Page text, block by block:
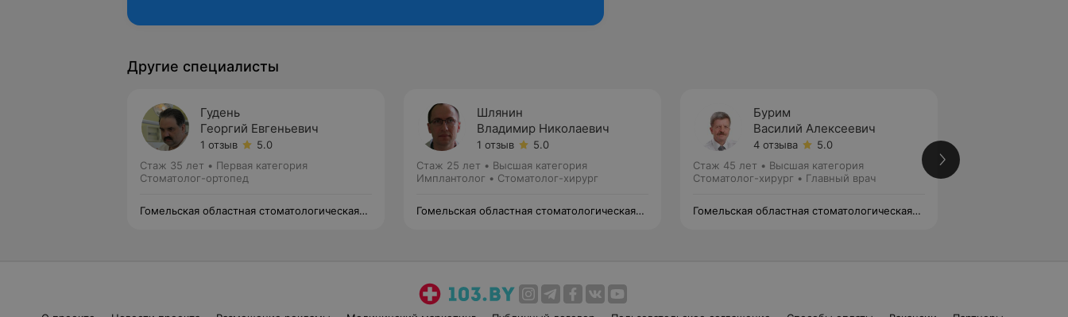
Другие специалисты
Гудень
Георгий Евгеньевич
1 отзыв
5.0
Стаж 35 лет • Первая категория
Стоматолог-ортопед
Гомельская областная стоматологическая
Шлянин
Владимир Николаевич
1 отзыв
5.0
Стаж 25 лет • Высшая категория
Имплантолог • Стоматолог-хирург
Гомельская областная стоматологическая
Бурим
Василий Алексеевич
4 отзыва
5.0
Стаж 45 лет • Высшая категория
Стоматолог-хирург • Главный врач
Гомельская областная стоматологическая